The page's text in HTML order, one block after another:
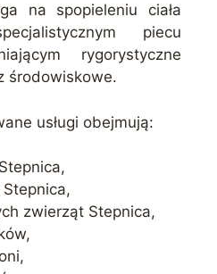
na spopieleniu ciała
piecu
rygorystyczne
środowiskowe.
usługi obejmują:
zwierząt Stepnica,